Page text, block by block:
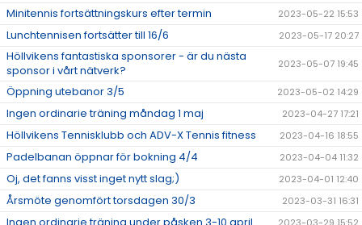
Minitennis fortsättningskurs efter termin 2023-05-22 15:53
Lunchtennisen fortsätter till 16/6 2023-05-17 20:27
Höllvikens fantastiska sponsorer - är du nästa
sponsor i vårt nätverk?
2023-05-07 19:45
Öppning utebanor 3/5 2023-05-02 14:29
Ingen ordinarie träning måndag 1 maj 2023-04-27 17:21
Höllvikens Tennisklubb och ADV-X Tennis fitness 2023-04-16 18:55
Padelbanan öppnar för bokning 4/4 2023-04-04 11:32
Oj, det fanns visst inget nytt slag;) 2023-04-01 12:40
Årsmöte genomfört torsdagen 30/3 2023-03-31 16:31